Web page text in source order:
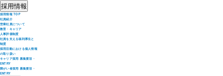
採用情報
採用情報 TOP
社員紹介
営業社員について
教育・キャリア
人事評価制度
社員を支える福利厚生と
制度
採用活動における個人情報
の取り扱い
キャリア採用 募集要項・
ENTRY
障がい者採用 募集要項・
ENTRY